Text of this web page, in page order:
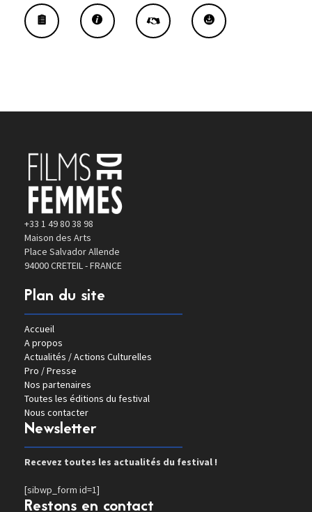
+33 1 49 80 38 98
Maison des Arts
Place Salvador Allende
94000 CRETEIL - FRANCE
Plan du site
Accueil
A propos
Actualités / Actions Culturelles
Pro / Presse
Nos partenaires
Toutes les éditions du festival
Nous contacter
Newsletter
Recevez toutes les actualités du festival !
[sibwp_form id=1]
Restons en contact